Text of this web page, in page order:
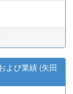
よび業績 (矢田